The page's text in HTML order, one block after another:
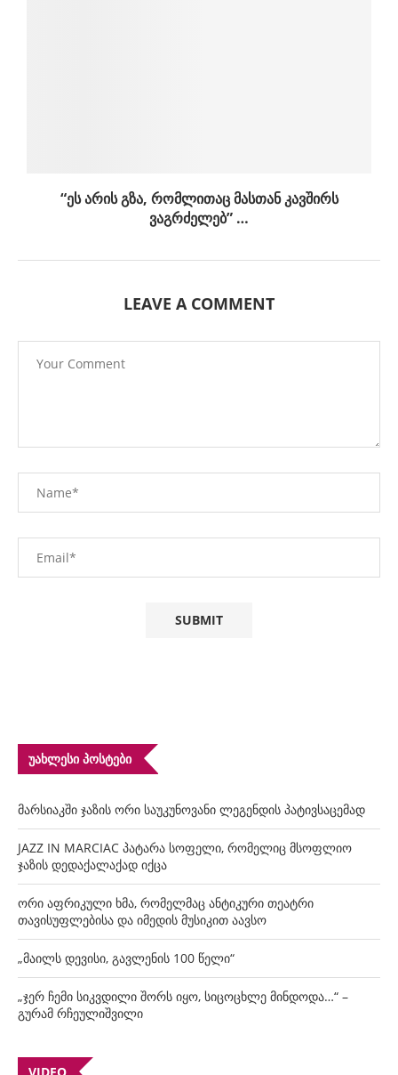
“ეს არის გზა, რომლითაც მასთან კავშირს
ვაგრძელებ” …
LEAVE A COMMENT
ᲣᲐᲮᲚᲔᲡᲘ ᲞᲝᲡᲢᲔᲑᲘ
მარსიაკში ჯაზის ორი საუკუნოვანი ლეგენდის პატივსაცემად
JAZZ IN MARCIAC პატარა სოფელი, რომელიც მსოფლიო
ჯაზის დედაქალაქად იქცა
ორი აფრიკული ხმა, რომელმაც ანტიკური თეატრი
თავისუფლებისა და იმედის მუსიკით აავსო
„მაილს დევისი, გავლენის 100 წელი“
„ჯერ ჩემი სიკვდილი შორს იყო, სიცოცხლე მინდოდა…“ –
გურამ რჩეულიშვილი
VIDEO